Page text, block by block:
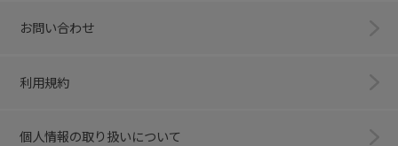
お問い合わせ
利用規約
個人情報の取り扱いについて